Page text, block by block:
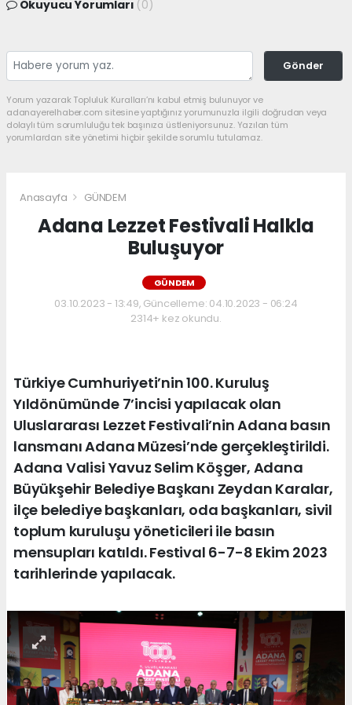
Okuyucu Yorumları (0)
Gönder
Yorum yazarak Topluluk Kuralları’nı kabul etmiş bulunuyor ve
adanayerelhaber.com sitesine yaptığınız yorumunuzla ilgili doğrudan veya
dolaylı tüm sorumluluğu tek başınıza üstleniyorsunuz. Yazılan tüm
yorumlardan site yönetimi hiçbir şekilde sorumlu tutulamaz.
Anasayfa GÜNDEM
Adana Lezzet Festivali Halkla
Buluşuyor
GÜNDEM
03.10.2023 - 13:49, Güncelleme: 04.10.2023 - 06:24
2314+ kez okundu.
Türkiye Cumhuriyeti’nin 100. Kuruluş
Yıldönümünde 7’incisi yapılacak olan
Uluslararası Lezzet Festivali’nin Adana basın
lansmanı Adana Müzesi’nde gerçekleştirildi.
Adana Valisi Yavuz Selim Köşger, Adana
Büyükşehir Belediye Başkanı Zeydan Karalar,
ilçe belediye başkanları, oda başkanları, sivil
toplum kuruluşu yöneticileri ile basın
mensupları katıldı. Festival 6-7-8 Ekim 2023
tarihlerinde yapılacak.